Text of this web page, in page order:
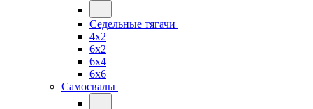
Седельные тягачи
4x2
6x2
6x4
6x6
Самосвалы